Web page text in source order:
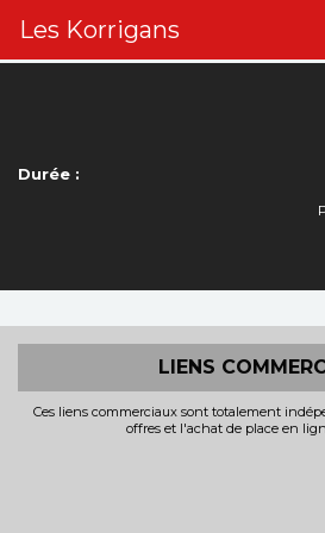
Les Korrigans
Durée :
LIENS
Ces liens commerciaux sont totalement
offres et l'achat de place en